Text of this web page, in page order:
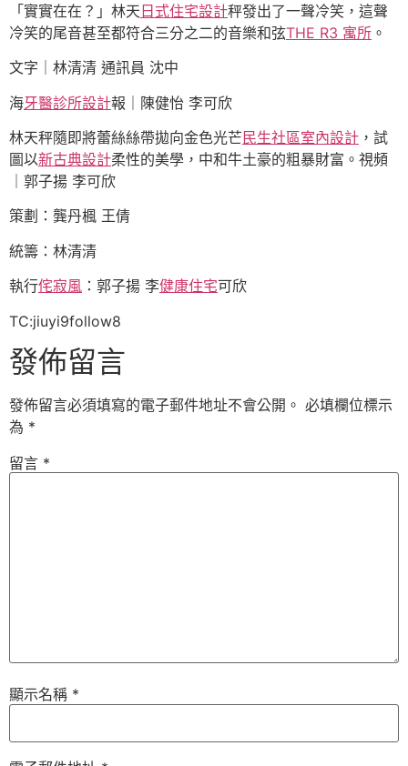
「實實在在？」林天日式住宅設計秤發出了一聲冷笑，這聲
冷笑的尾音甚至都符合三分之二的音樂和弦THE R3 寓所 。
文字｜林清清 通訊員 沈中
海牙醫診所設計報｜陳健怡 李可欣
林天秤隨即將蕾絲絲帶拋向金色光芒 民生社區室內設計 ，試
圖以新古典設計柔性的美學，中和牛土豪的粗暴財富。視頻
｜郭子揚 李可欣
策劃：龔丹楓 王倩
統籌：林清清
執行侘寂風 ：郭子揚 李健康住宅可欣
TC:jiuyi9follow8
發佈留言
發佈留言必須填寫的電子郵件地址不會公開。 必填欄位標示
為 *
留言 *
顯示名稱 *